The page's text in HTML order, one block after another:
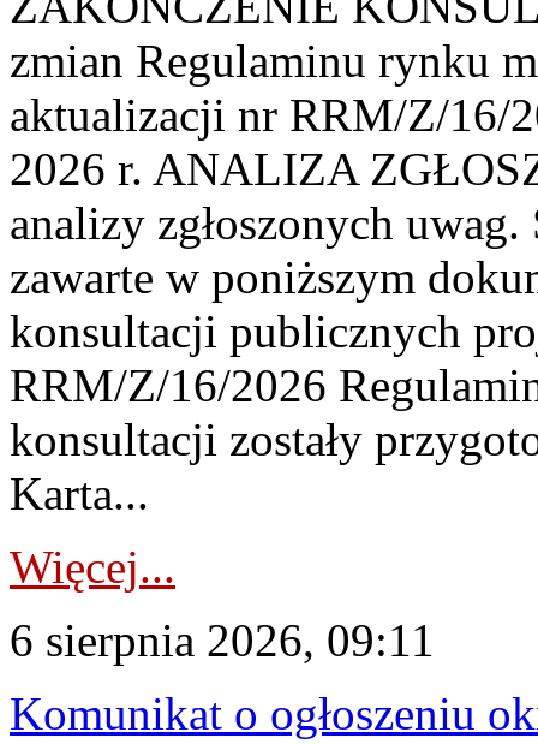
zmian Regulaminu rynku
aktualizacji nr RRM/Z/16/
2026 r. ANALIZA
analizy zgłoszonych
zawarte w poniższym
konsultacji publicznych
RRM/Z/16/2026
konsultacji zostały
Karta...
Więcej...
6 sierpnia 2026, 09:11
Komunikat o ogłoszeniu